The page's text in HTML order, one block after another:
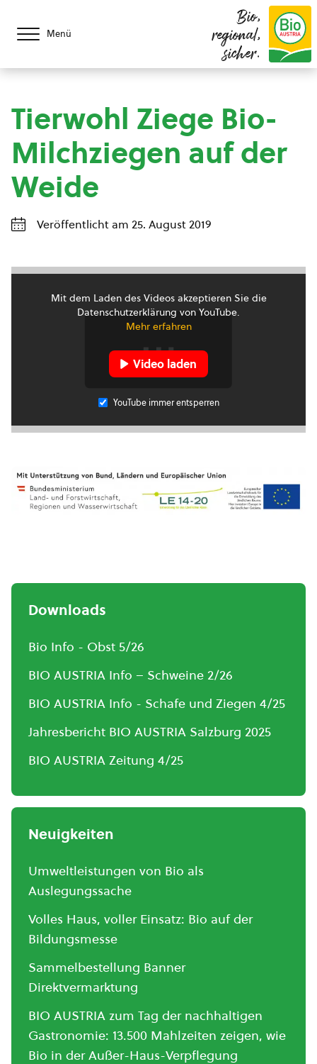
Menü
Bio,
regional,
sicher.
Tierwohl Ziege Bio-
Milchziegen auf der
Weide
Veröffentlicht am 25. August 2019
Mit dem Laden des Videos akzeptieren Sie die
Datenschutzerklärung von YouTube.
Mehr erfahren
Video laden
YouTube immer entsperren
Downloads
Bio Info - Obst 5/26
BIO AUSTRIA Info – Schweine 2/26
BIO AUSTRIA Info - Schafe und Ziegen 4/25
Jahresbericht BIO AUSTRIA Salzburg 2025
BIO AUSTRIA Zeitung 4/25
Neuigkeiten
Umweltleistungen von Bio als
Auslegungssache
Volles Haus, voller Einsatz: Bio auf der
Bildungsmesse
Sammelbestellung Banner
Direktvermarktung
BIO AUSTRIA zum Tag der nachhaltigen
Gastronomie: 13.500 Mahlzeiten zeigen, wie
Bio in der Außer-Haus-Verpflegung